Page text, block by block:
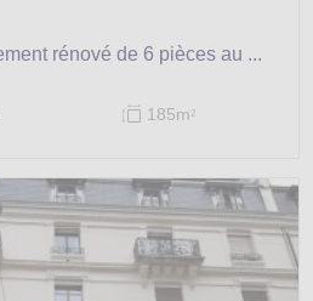
rénové de 6 pièces au ...
185m2